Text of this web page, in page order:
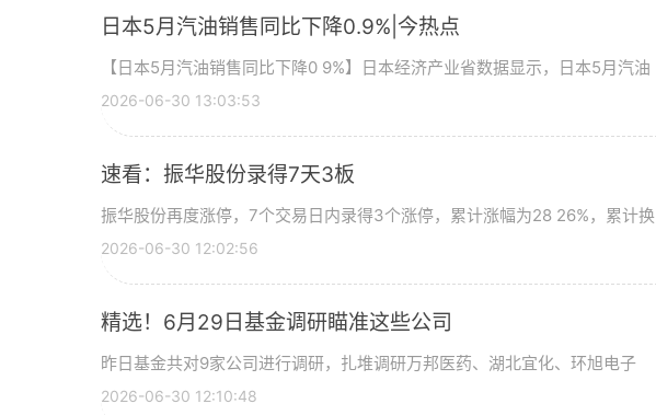
日本5月汽油销售同比下降0.9%|今热点
【日本5月汽油销售同比下降0 9%】日本经济产业省数据显示，日本5月汽油
2026-06-30 13:03:53
速看：振华股份录得7天3板
振华股份再度涨停，7个交易日内录得3个涨停，累计涨幅为28 26%，累计换
2026-06-30 12:02:56
精选！6月29日基金调研瞄准这些公司
昨日基金共对9家公司进行调研，扎堆调研万邦医药、湖北宜化、环旭电子
2026-06-30 12:10:48